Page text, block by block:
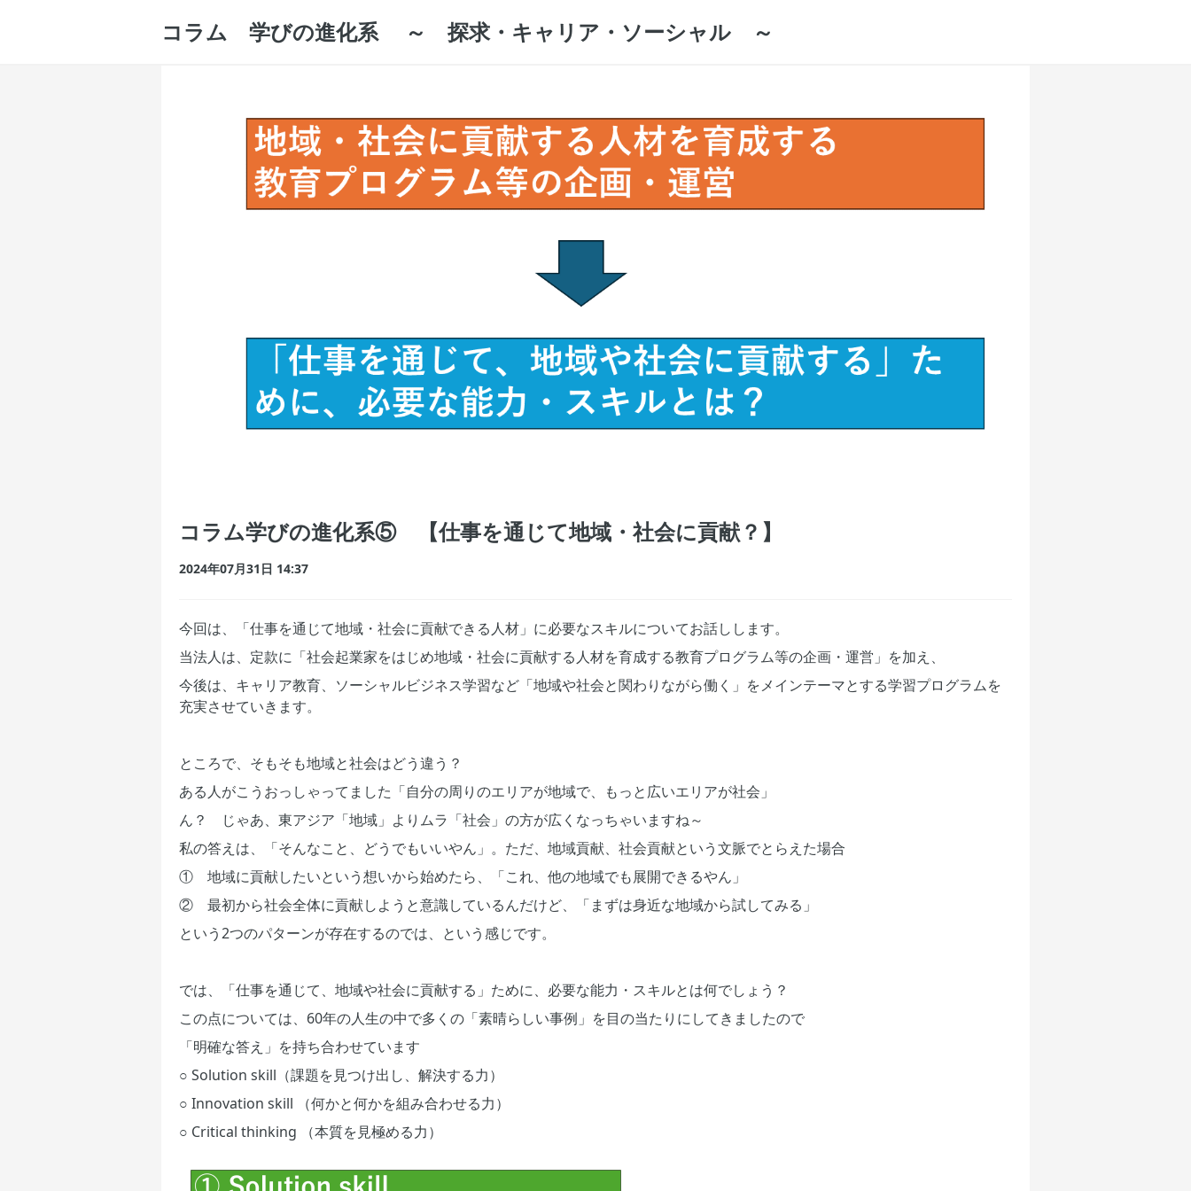
コラム 学びの進化系 ～ 探求・キャリア・ソーシャル ～
コラム学びの進化系⑤ 【仕事を通じて地域・社会に貢献？】
2024年07月31日 14:37
今回は、「仕事を通じて地域・社会に貢献できる人材」に必要なスキルについてお話しします。
当法人は、定款に「社会起業家をはじめ地域・社会に貢献する人材を育成する教育プログラム等の企画・運営」を加え、
今後は、キャリア教育、ソーシャルビジネス学習など「地域や社会と関わりながら働く」をメインテーマとする学習プログラムを
充実させていきます。
ところで、そもそも地域と社会はどう違う？
ある人がこうおっしゃってました「自分の周りのエリアが地域で、もっと広いエリアが社会」
ん？ じゃあ、東アジア「地域」よりムラ「社会」の方が広くなっちゃいますね～
私の答えは、「そんなこと、どうでもいいやん」。ただ、地域貢献、社会貢献という文脈でとらえた場合
① 地域に貢献したいという想いから始めたら、「これ、他の地域でも展開できるやん」
② 最初から社会全体に貢献しようと意識しているんだけど、「まずは身近な地域から試してみる」
という2つのパターンが存在するのでは、という感じです。
では、「仕事を通じて、地域や社会に貢献する」ために、必要な能力・スキルとは何でしょう？
この点については、60年の人生の中で多くの「素晴らしい事例」を目の当たりにしてきましたので
「明確な答え」を持ち合わせています
○ Solution skill（課題を見つけ出し、解決する力）
○ Innovation skill （何かと何かを組み合わせる力）
○ Critical thinking （本質を見極める力）